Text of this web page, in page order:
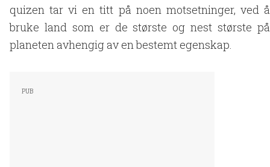
quizen tar vi en titt på noen motsetninger, ved å
bruke land som er de største og nest største på
planeten avhengig av en bestemt egenskap.